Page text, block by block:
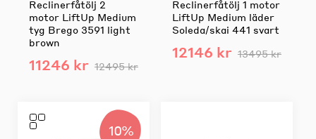
Reclinerfåtölj 2
motor LiftUp Medium
tyg Brego 3591 light
brown
11246 kr 12495 kr
Reclinerfåtölj 1 motor
LiftUp Medium läder
Soleda/skai 441 svart
12146 kr 13495 kr
10%